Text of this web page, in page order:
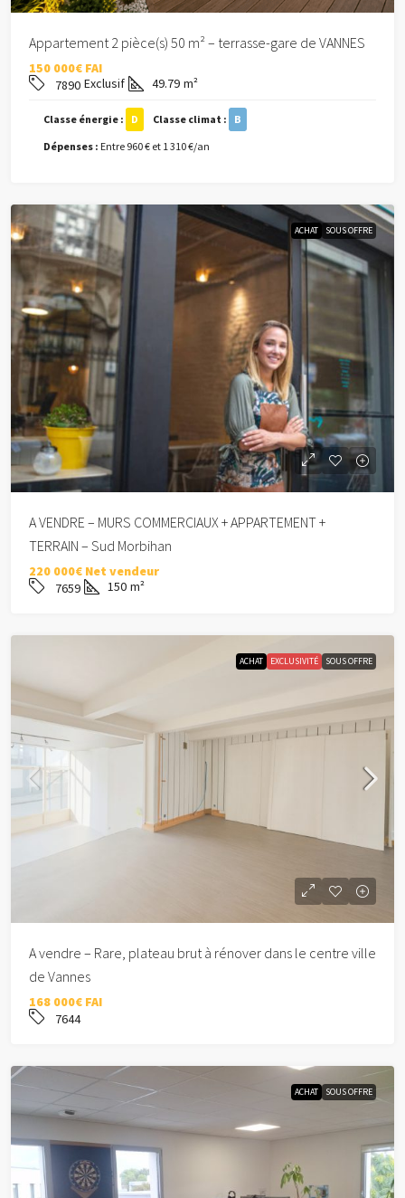
Appartement 2 pièce(s) 50 m² – terrasse-gare de VANNES
150 000€ FAI
7890 Exclusif 49.79 m²
Classe énergie : D Classe climat :
B
Dépenses : Entre 960 € et 1 310 €/an
ACHAT SOUS OFFRE
A VENDRE – MURS COMMERCIAUX + APPARTEMENT +
TERRAIN – Sud Morbihan
220 000€ Net vendeur
7659
150 m²
ACHAT EXCLUSIVITÉ SOUS OFFRE
A vendre – Rare, plateau brut à rénover dans le centre ville
de Vannes
168 000€ FAI
7644
ACHAT SOUS OFFRE